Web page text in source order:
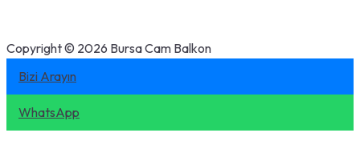
Copyright © 2026 Bursa Cam Balkon
Bizi Arayın
WhatsApp